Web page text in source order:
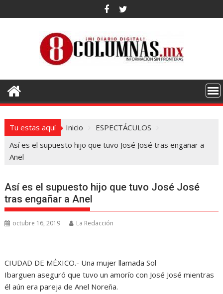
al
Tu estas aquí Inicio
ESPECTÁCULOS
Así es el supuesto hijo que tuvo José José tras engañar a
Anel
Así es el supuesto hijo que tuvo José José
tras engañar a Anel
octubre 16, 2019 La Redacción
CIUDAD DE MÉXICO.- Una mujer llamada Sol
Ibarguen aseguró que tuvo un amorío con José José mientras
él aún era pareja de Anel Noreña.